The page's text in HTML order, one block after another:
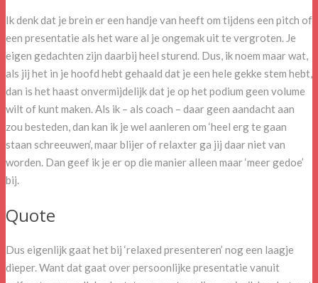
Ik denk dat je brein er een handje van heeft om tijdens een pitch of
een presentatie als het ware al je ongemak uit te vergroten. Je
eigen gedachten zijn daarbij heel sturend. Dus, ik noem maar wat,
als jij het in je hoofd hebt gehaald dat je een hele gekke stem hebt,
dan is het haast onvermijdelijk dat je op het podium geen volume
wilt of kunt maken. Als ik – als coach – daar geen aandacht aan
zou besteden, dan kan ik je wel aanleren om ‘heel erg te gaan
staan schreeuwen’, maar blijer of relaxter ga jij daar niet van
worden. Dan geef ik je er op die manier alleen maar ‘meer gedoe’
bij.
Quote
Dus eigenlijk gaat het bij ‘relaxed presenteren’ nog een laagje
dieper. Want dat gaat over persoonlijke presentatie vanuit